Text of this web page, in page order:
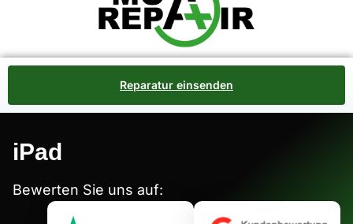
Reparatur einsenden
iPad
Bewerten Sie uns auf: